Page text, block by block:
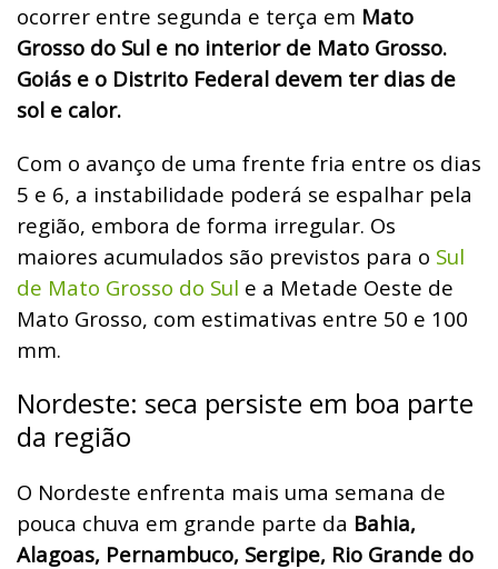
ocorrer entre segunda e terça em Mato
Grosso do Sul e no interior de Mato Grosso.
Goiás e o Distrito Federal devem ter dias de
sol e calor.
Com o avanço de uma frente fria entre os dias
5 e 6, a instabilidade poderá se espalhar pela
região, embora de forma irregular. Os
maiores acumulados são previstos para o Sul
de Mato Grosso do Sul e a Metade Oeste de
Mato Grosso, com estimativas entre 50 e 100
mm.
Nordeste: seca persiste em boa parte
da região
O Nordeste enfrenta mais uma semana de
pouca chuva em grande parte da Bahia,
Alagoas, Pernambuco, Sergipe, Rio Grande do